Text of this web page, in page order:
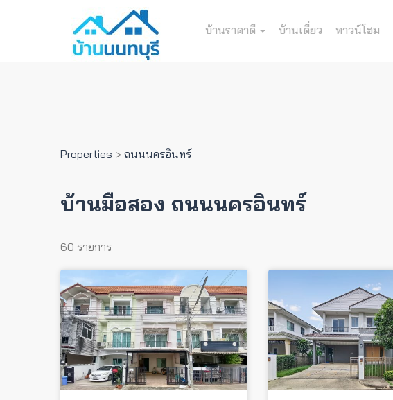
บ้านราคาดี บ้านเดี่ยว ทาวน์โฮม
Properties > ถนนนครอินทร์
บ้านมือสอง ถนนนครอินทร์
60 รายการ